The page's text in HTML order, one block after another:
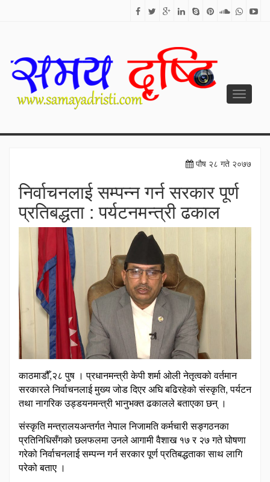
Best News Site from Nepal
Toggle
पौष २८ गते २०७७
निर्वाचनलाई सम्पन्न गर्न सरकार पूर्ण
प्रतिबद्धता : पर्यटनमन्त्री ढकाल
काठमाडौँ,२८ पुष । प्रधानमन्त्री केपी शर्मा ओली नेतृत्वको वर्तमान
सरकारले निर्वाचनलाई मुख्य जोड दिएर अघि बढिरहेको संस्कृति, पर्यटन
तथा नागरिक उड्डयनमन्त्री भानुभक्त ढकालले बताएका छन् ।
संस्कृति मन्त्रालयअन्तर्गत नेपाल निजामति कर्मचारी सङ्गठनका
प्रतिनिधिसँगको छलफलमा उनले आगामी वैशाख १७ र २७ गते घोषणा
गरेको निर्वाचनलाई सम्पन्न गर्न सरकार पूर्ण प्रतिबद्धताका साथ लागि
परेको बताए ।